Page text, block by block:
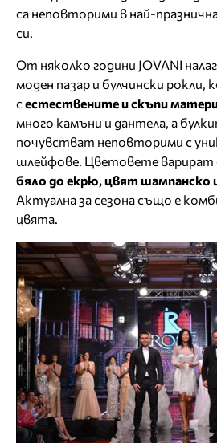
са неповторими в най-
си.
От няколко години JOVANI
моден пазар и булчински
с естествените и скъпи
много камъни и дантела, а
почувстват неповторими с
шлейфове. Цветовете
бяло до екрю, цвят шампанско
Актуална за сезона също е
цвята.